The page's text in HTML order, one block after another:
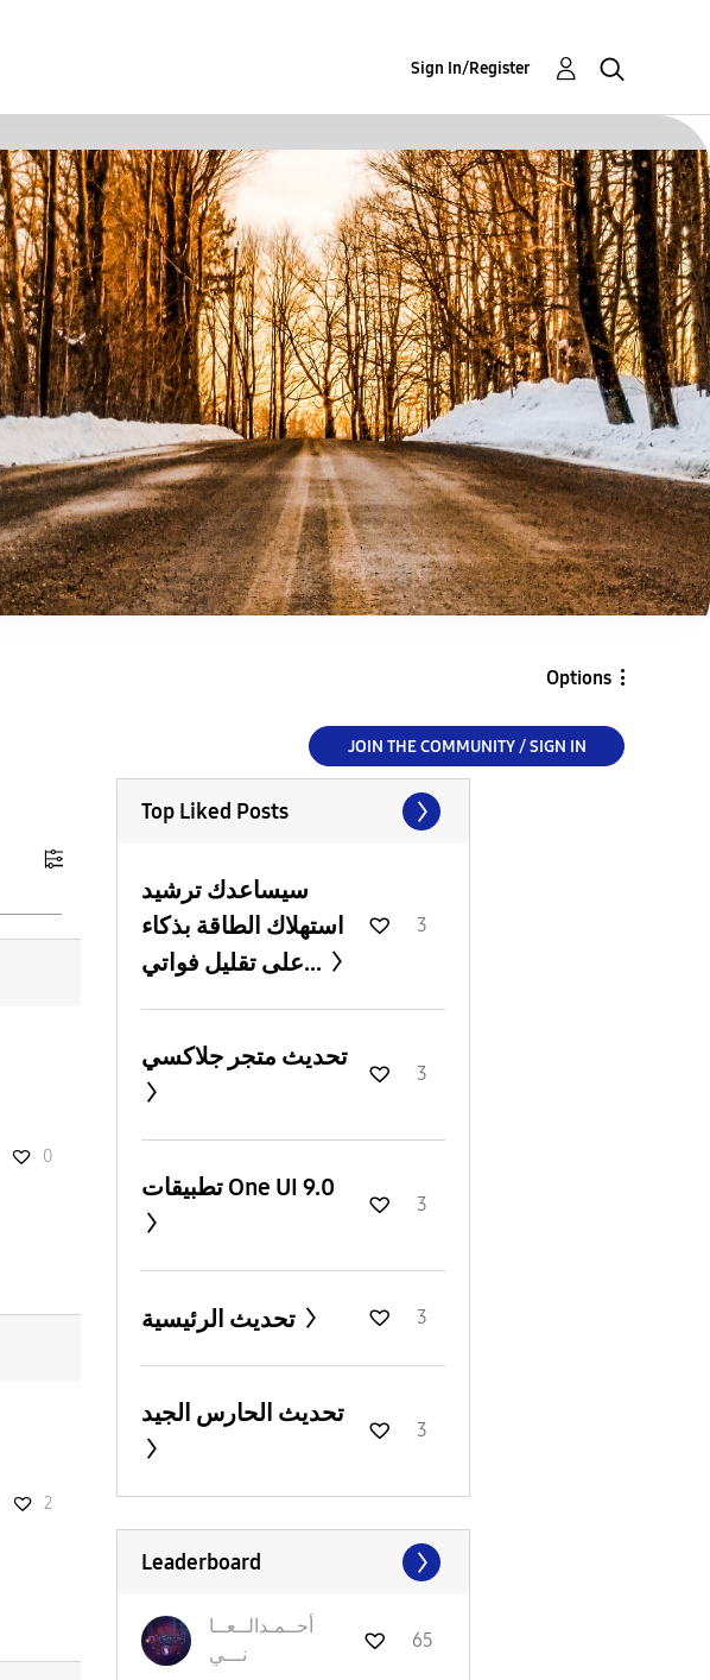
Sign In/Register
Options
JOIN THE COMMUNITY / SIGN IN
0
2
Top Liked Posts
سيساعدك ترشيد
استهلاك الطاقة بذكاء
على تقليل فواتي...
3
تحديث متجر جلاكسي
3
تطبيقات One UI 9.0
3
تحديث الرئيسية 3
تحديث الحارس الجيد
3
Leaderboard
أحــمـدالــعــا
نـــي
65